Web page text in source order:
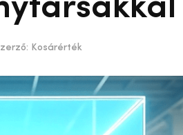
Kosárérték